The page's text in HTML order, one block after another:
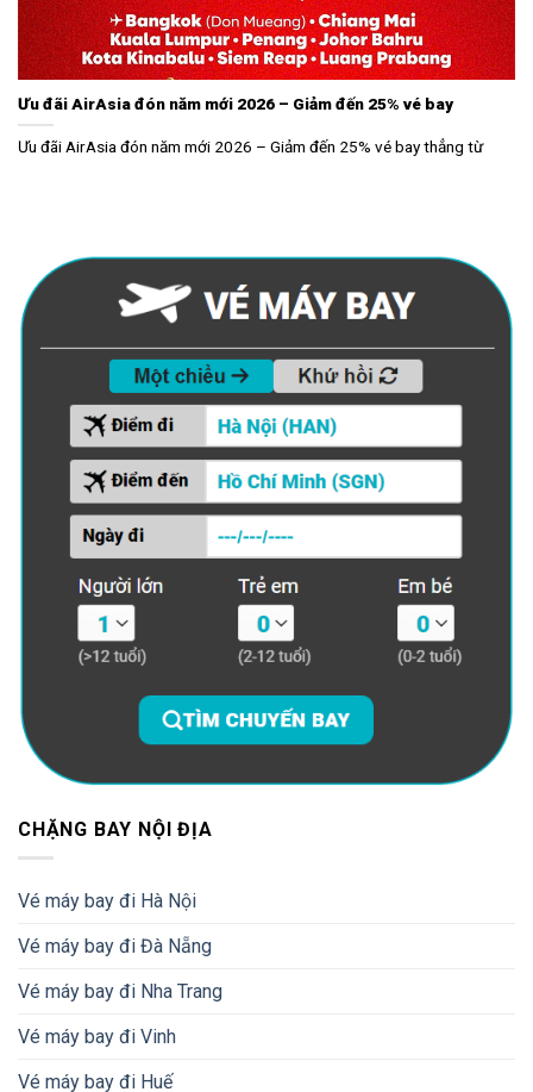
Ưu đãi AirAsia đón năm mới 2026 – Giảm đến 25% vé bay
Ưu đãi AirAsia đón năm mới 2026 – Giảm đến 25% vé bay thẳng từ
CHẶNG BAY NỘI ĐỊA
Vé máy bay đi Hà Nội
Vé máy bay đi Đà Nẵng
Vé máy bay đi Nha Trang
Vé máy bay đi Vinh
Vé máy bay đi Huế